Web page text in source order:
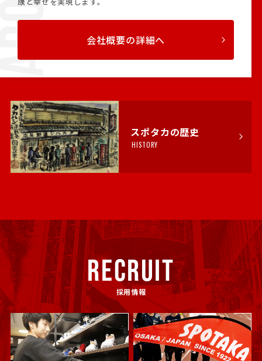
会社概要の詳細へ
スポタカの歴史
HISTORY
RECRUIT
採用情報